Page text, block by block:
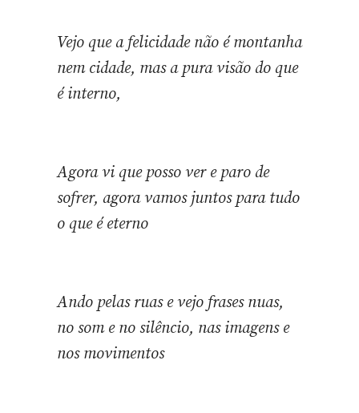
Vejo que a felicidade não é montanha
nem cidade, mas a pura visão do que
é interno,
Agora vi que posso ver e paro de
sofrer, agora vamos juntos para tudo
o que é eterno
Ando pelas ruas e vejo frases nuas,
no som e no silêncio, nas imagens e
nos movimentos